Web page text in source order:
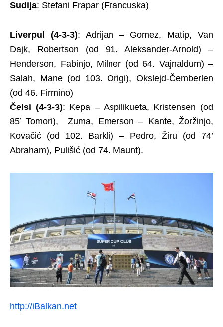
Sudija: Stefani Frapar (Francuska)
Liverpul (4-3-3): Adrijan – Gomez, Matip, Van
Dajk, Robertson (od 91. Aleksander-Arnold) –
Henderson, Fabinjo, Milner (od 64. Vajnaldum) –
Salah, Mane (od 103. Origi), Okslejd-Čemberlen
(od 46. Firmino)
Čelsi (4-3-3): Kepa – Aspilikueta, Kristensen (od
85’ Tomori), Zuma, Emerson – Kante, Žoržinjo,
Kovačić (od 102. Barkli) – Pedro, Žiru (od 74’
Abraham), Pulišić (od 74. Maunt).
http://iBalkan.net